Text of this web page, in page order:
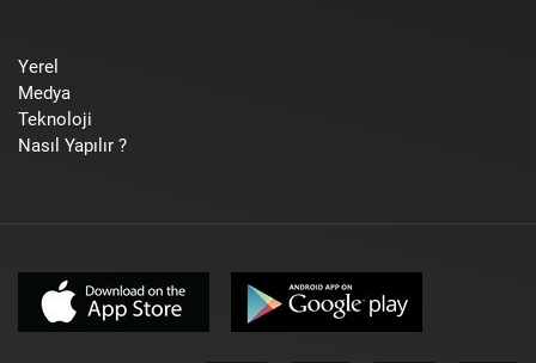
Yerel
Medya
Teknoloji
Nasıl Yapılır ?